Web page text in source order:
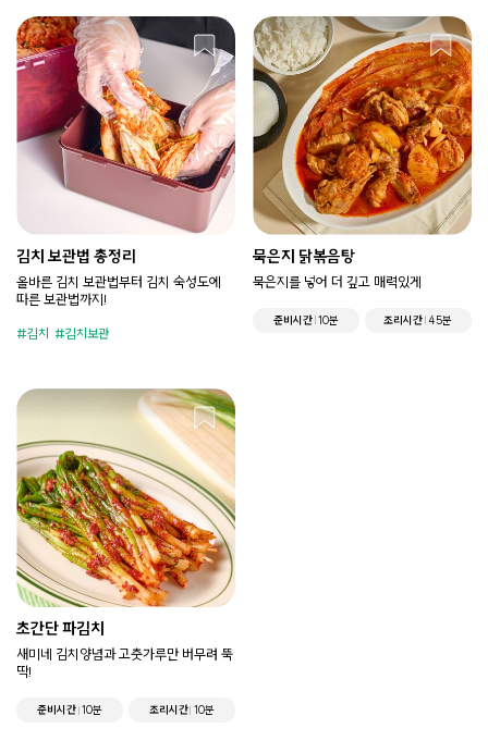
김치 보관법 총정리
올바른 김치 보관법부터 김치 숙성도에
따른 보관법까지!
김치 김치보관
묵은지 닭볶음탕
묵은지를 넣어 더 깊고 매력있게
준비시간 10분 조리시간 45분
초간단 파김치
새미네 김치양념과 고춧가루만 버무려 뚝
딱!
준비시간 10분 조리시간 10분